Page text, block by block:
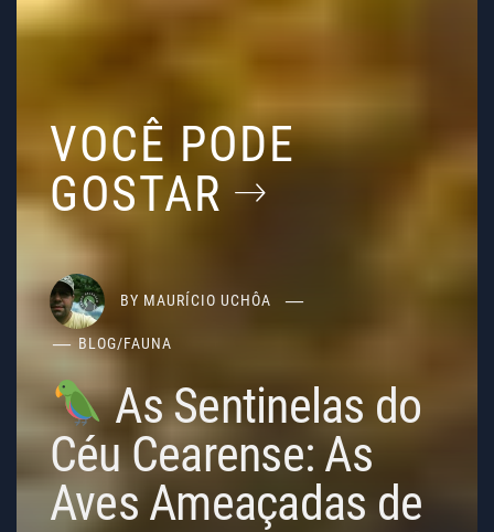
VOCÊ PODE
GOSTAR
BY MAURÍCIO UCHÔA
BLOG/FAUNA
As Sentinelas do
Céu Cearense: As
Aves Ameaçadas de